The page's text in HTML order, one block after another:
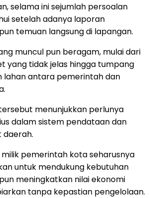
selama ini sejumlah persoalan
setelah adanya laporan
temuan langsung di lapangan.
muncul pun beragam, mulai dari
yang tidak jelas hingga tumpang
lahan antara pemerintah dan
menunjukkan perlunya
dalam sistem pendataan dan
daerah.
pemerintah kota seharusnya
untuk mendukung kebutuhan
meningkatkan nilai ekonomi
tanpa kepastian pengelolaan.